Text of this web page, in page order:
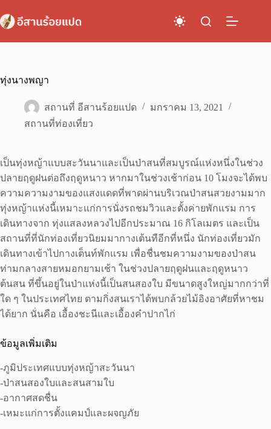
to
content
ทุ่งนางพญา
สถานที่ อีสานร้อยแปด
มกราคม 13, 2021
สถานที่ท่องเที่ยว
เป็นทุ่งหญ้าแบบสะวันนาและเป็นป่าสนที่สมบูรณ์แห่งหนึ่งในช่วง
ปลายฤดูฝนต่อถึงฤดูหนาว หากมาในช่วงเช้าก่อน 10 โมงจะได้พบ
ความความงามของแสงแดดที่พาดผ่านบริเวณป่าสนสวยงามมาก
ทุ่งหญ้าแห่งนี้เหมาะแก่การนั่งรถชมวิวและตั้งค่ายพักแรม การ
เดินทางจาก ทุ่งแสลงหลวงไปอีกประมาณ 16 กิโลเมตร และเป็น
สถานที่ที่นักท่องเที่ยวนิยมมากางเต้นทือีกที่หนึ่ง นักท่องเที่ยวมัก
เดินทางเข้าไปกางเต็นท์พักแรม เพื่อชื่นชมความงามของป่าสน
ท่ามกลางสายหมอกยามเช้า ในช่วงปลายฤดูฝนและฤดูหนาว
ต้นสน ที่ขึ้นอยู่ในป่าแห่งนี้เป็นสนสองใบ มีขนาดสูงใหญ่มากกว่าที่
ใด ๆ ในประเทศไทย ตามกิ่งสนเราได้พบกล้วยไม้อิงอาศัยที่หาชม
ได้ยาก นั่นคือ เอื้องชะนีและเอื้องคำปากไก่
ข้อมูลเพิ่มเติม
-ภูมิประเทศแบบทุ่งหญ้าสะวันนา
-ป่าสนสองใบและสนสามใบ
-อากาศสดชื่น
-เหมะแก่การตั้งแคมป์และผจญภัย